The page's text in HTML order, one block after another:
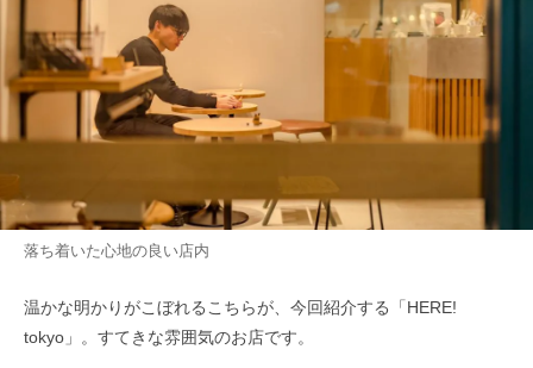
落ち着いた心地の良い店内
温かな明かりがこぼれるこちらが、今回紹介する「HERE!
tokyo」。すてきな雰囲気のお店です。